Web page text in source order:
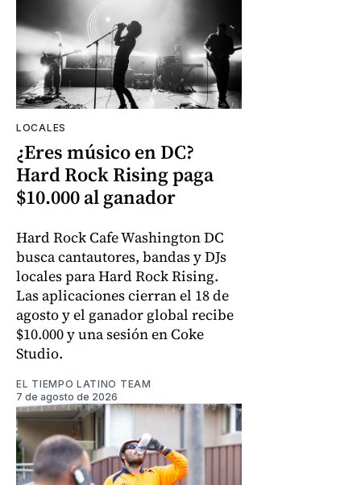
LOCALES
¿Eres músico en DC?
Hard Rock Rising paga
$10.000 al ganador
Hard Rock Cafe Washington DC
busca cantautores, bandas y DJs
locales para Hard Rock Rising.
Las aplicaciones cierran el 18 de
agosto y el ganador global recibe
$10.000 y una sesión en Coke
Studio.
EL TIEMPO LATINO TEAM
7 de agosto de 2026